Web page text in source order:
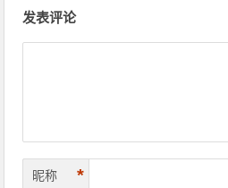
发表评论
昵称 *